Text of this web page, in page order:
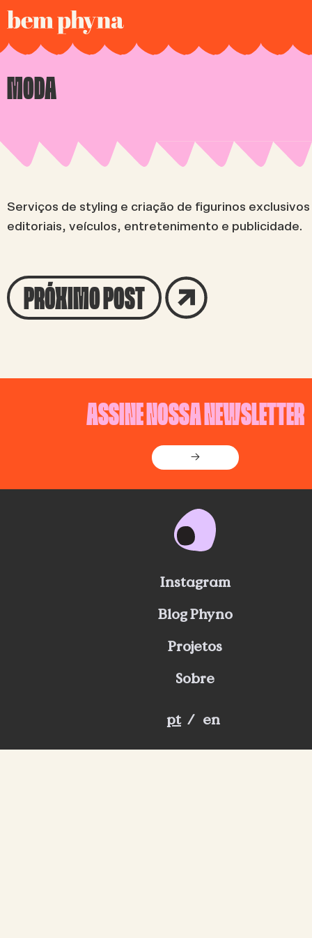
MODA
Serviços de styling e criação de figurinos exclusivos
editoriais, veículos, entretenimento e publicidade.
PRÓXIMO POST
ASSINE NOSSA NEWSLETTER
→
Instagram
Blog Phyno
Projetos
Sobre
pt / en